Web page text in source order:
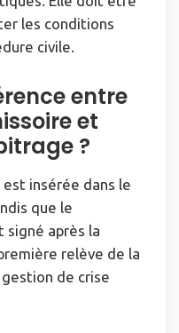
les conditions
civile.
entre
et
?
est insérée dans le
que le
signé après la
relève de la
de crise